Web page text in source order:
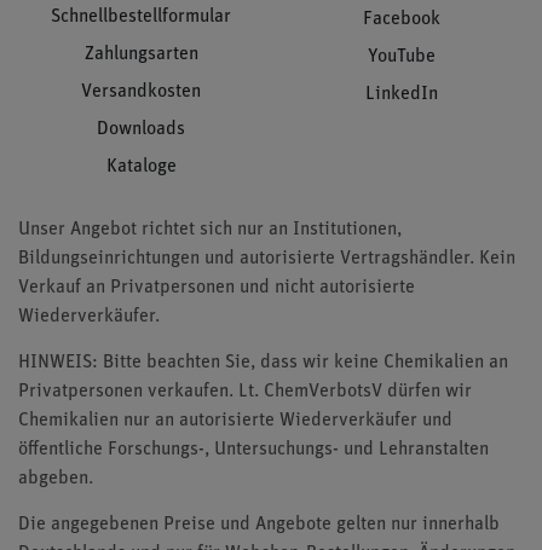
Schnellbestellformular
Zahlungsarten
Versandkosten
Downloads
Kataloge
Facebook
YouTube
LinkedIn
Unser Angebot richtet sich nur an Institutionen,
Bildungseinrichtungen und autorisierte Vertragshändler. Kein
Verkauf an Privatpersonen und nicht autorisierte
Wiederverkäufer.
HINWEIS: Bitte beachten Sie, dass wir keine Chemikalien an
Privatpersonen verkaufen. Lt. ChemVerbotsV dürfen wir
Chemikalien nur an autorisierte Wiederverkäufer und
öffentliche Forschungs-, Untersuchungs- und Lehranstalten
abgeben.
Die angegebenen Preise und Angebote gelten nur innerhalb